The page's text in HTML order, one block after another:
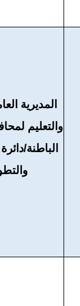
المديرية
والتعليم
الباطنة/